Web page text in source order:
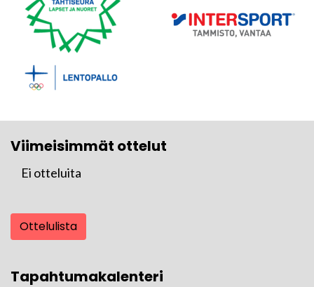
Viimeisimmät ottelut
Ei otteluita
Ottelulista
Tapahtumakalenteri